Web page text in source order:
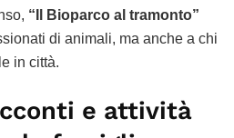
“Il Bioparco al tramonto”
di animali, ma anche a chi
in città.
e attività